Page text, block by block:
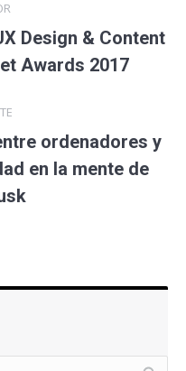
Design & Content
Awards 2017
ordenadores y
en la mente de